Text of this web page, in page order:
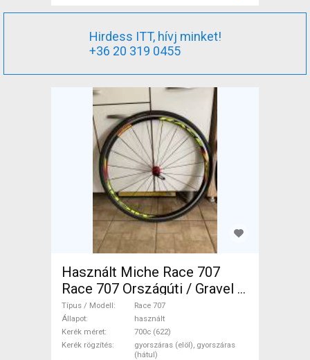
Hirdess ITT, hívj minket!
+36 20 319 0455
Használt Miche Race 707
Race 707 Országúti / Gravel /
Triatlon Alkatrész, Országúti
Kerék / Felni / Gumi 700c
(622) használt ELADÓ
Típus / Modell
Race 707
Állapot
használt
Kerék méret
700c (622)
Kerék rögzítés
gyorszáras (elöl), gyorszáras
(hátul)